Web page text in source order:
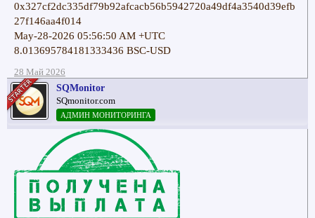
0x327cf2dc335df79b92afcacb56b5942720a49df4a3540d39efb
27f146aa4f014
May-28-2026 05:56:50 AM +UTC
8.013695784181333436 BSC-USD
28 Май 2026
SQMonitor
SQmonitor.com
АДМИН МОНИТОРИНГА